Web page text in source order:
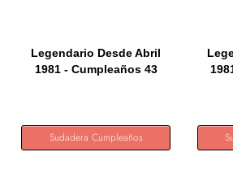
Legendario Desde Abril
1981 - Cumpleaños 43
Sudadera Cumpleaños